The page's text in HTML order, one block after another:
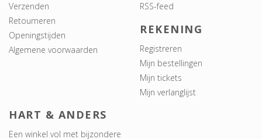
Verzenden
Retourneren
Openingstijden
Algemene voorwaarden
RSS-feed
REKENING
Registreren
Mijn bestellingen
Mijn tickets
Mijn verlanglijst
HART & ANDERS
Een winkel vol met bijzondere